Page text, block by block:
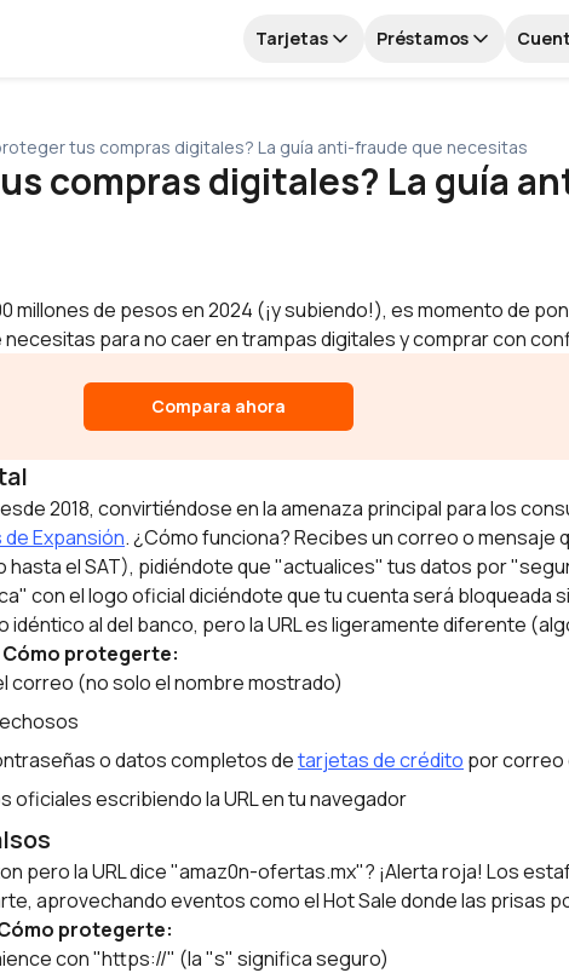
Tarjetas Préstamos
tus compras digitales? La guía anti-fraude que necesitas
compras digitales? La guía
millones de pesos en 2024 (¡y subiendo!), es momento de
para no caer en trampas digitales y comprar con
Compara ahora
2018, convirtiéndose en la amenaza principal para los
de Expansión. ¿Cómo funciona? Recibes un correo o mensaje
hasta el SAT), pidiéndote que "actualices" tus datos por
con el logo oficial diciéndote que tu cuenta será bloqueada
idéntico al del banco, pero la URL es ligeramente diferente
Cómo protegerte:
correo (no solo el nombre mostrado)
o datos completos detarjetas de crédito por correo
oficiales escribiendo la URL en tu navegador
pero la URL dice "amaz0n-ofertas.mx"? ¡Alerta roja! Los
aprovechando eventos como el Hot Sale donde las prisas
protegerte:
con "https://" (la "s" significa seguro)